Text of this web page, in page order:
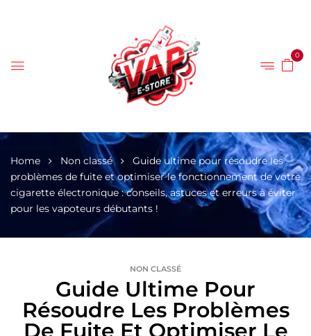
0
Home Non classé
Guide ultime pour résoudre les
problèmes de fuite et optimiser le fonctionnement de votre
cigarette électronique : conseils, astuces et erreurs à éviter
pour les vapoteurs débutants !
NON CLASSÉ
Guide Ultime Pour
Résoudre Les Problèmes
De Fuite Et Optimiser Le